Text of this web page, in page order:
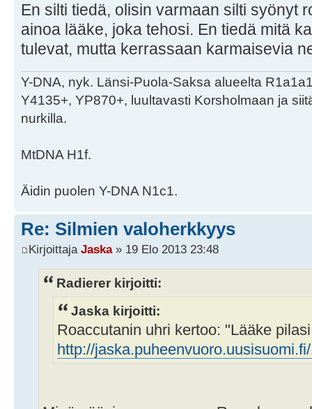
En silti tiedä, olisin varmaan silti syönyt
ainoa lääke, joka tehosi. En tiedä mitä
tulevat, mutta kerrassaan karmaisevia
Y-DNA, nyk. Länsi-Puola-Saksa alueelta
Y4135+, YP870+, luultavasti Korsholmaan ja
nurkilla.
MtDNA H1f.
Äidin puolen Y-DNA N1c1.
Re: Silmien valoherkkyys
Kirjoittaja Jaska» 19 Elo 2013 23:48
Radierer kirjoitti:
Jaska kirjoitti:
Roaccutanin uhri kertoo: "Lääke
http://